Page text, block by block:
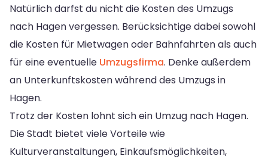
Natürlich darfst du nicht die Kosten des Umzugs
nach Hagen vergessen. Berücksichtige dabei sowohl
die Kosten für Mietwagen oder Bahnfahrten als auch
für eine eventuelle Umzugsfirma. Denke außerdem
an Unterkunftskosten während des Umzugs in
Hagen.
Trotz der Kosten lohnt sich ein Umzug nach Hagen.
Die Stadt bietet viele Vorteile wie
Kulturveranstaltungen, Einkaufsmöglichkeiten,